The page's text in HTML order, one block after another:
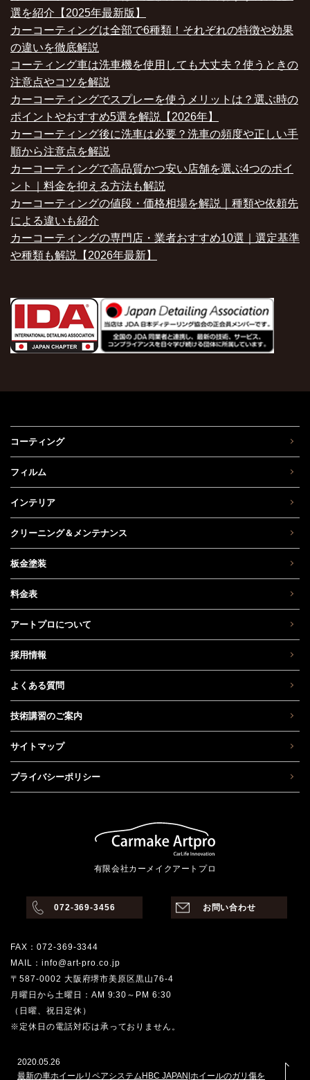
選を紹介【2025年最新版】
カーコーティングは全部で6種類！それぞれの特徴や効果
の違いを徹底解説
コーティング車は洗車機を使用しても大丈夫？使うときの
注意点やコツを解説
カーコーティングでスプレーを使うメリットは？選ぶ時の
ポイントやおすすめ5選を解説【2026年】
カーコーティング後に洗車は必要？洗車の頻度や正しい手
順から注意点を解説
カーコーティングで高品質かつ安い店舗を選ぶ4つのポイ
ント｜料金を抑える方法も解説
カーコーティングの値段・価格相場を解説｜種類や依頼先
による違いも紹介
カーコーティングの専門店・業者おすすめ10選｜選定基準
や種類も解説【2026年最新】
コーティング
フィルム
インテリア
クリーニング＆メンテナンス
板金塗装
料金表
アートプロについて
採用情報
よくある質問
技術講習のご案内
サイトマップ
プライバシーポリシー
有限会社カーメイクアートプロ
072-369-3456 お問い合わせ
FAX：072-369-3344
MAIL：info@art-pro.co.jp
〒587-0002 大阪府堺市美原区黒山76-4
月曜日から土曜日：AM 9:30～PM 6:30
（日曜、祝日定休）
※定休日の電話対応は承っておりません。
2020.05.26
最新の車ホイールリペアシステムHBC JAPAN|ホイールのガリ傷を